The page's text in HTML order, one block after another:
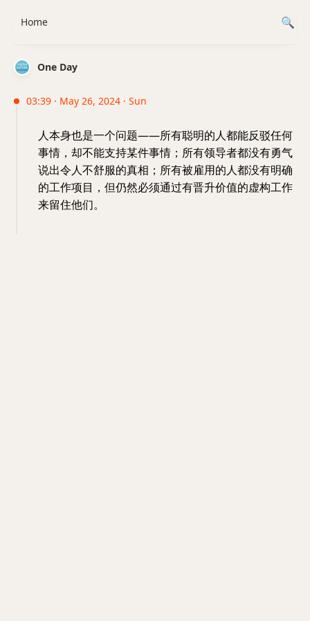
One Day
03:39 · May 26, 2024 · Sun
人本身也是一个问题——所有聪明的人都能反驳任何
事情，却不能支持某件事情；所有领导者都没有勇气
说出令人不舒服的真相；所有被雇用的人都没有明确
的工作项目，但仍然必须通过有晋升价值的虚构工作
来留住他们。
Home